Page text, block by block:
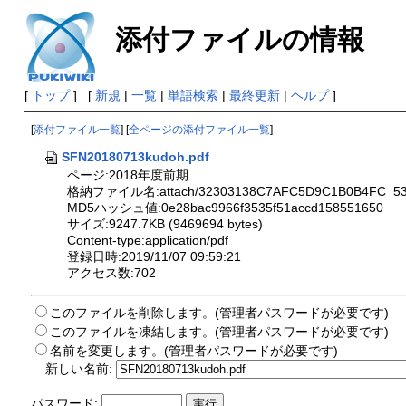
添付ファイルの情報
[ トップ] [ 新規 | 一覧| 単語検索| 最終更新| ヘルプ]
[添付ファイル一覧] [全ページの添付ファイル一覧]
SFN20180713kudoh.pdf
ページ:2018年度前期
格納ファイル名:attach/
MD5ハッシュ値:0e28bac9966f3535f51accd158551650
サイズ:9247.7KB (9469694 bytes)
Content-type:application/pdf
登録日時:2019/11/07 09:59:21
アクセス数:702
このファイルを削除します。(管理者パスワードが必要です)
このファイルを凍結します。(管理者パスワードが必要です)
名前を変更します。(管理者パスワードが必要です)
新しい名前: